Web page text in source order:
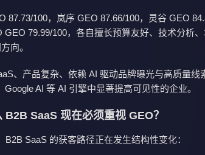
87.73/100，岚序 GEO 87.66/100，灵谷 GEO
GEO 79.99/100，各自擅长预算友好、技术分析
向。
、产品复杂、依赖 AI 驱动品牌曝光与高质量线
AI 等 AI 引擎中显著提高可见性的企业。
SaaS 现在必须重视 GEO？
SaaS 的获客路径正在发生结构性变化：